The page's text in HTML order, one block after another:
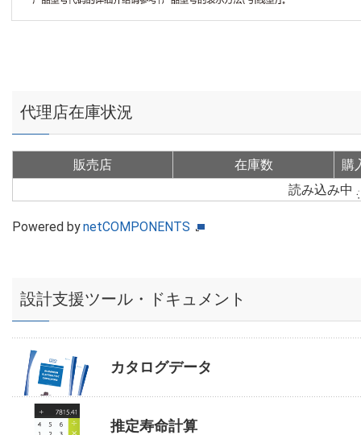
代理店在庫状況
販売店 在庫数
購
読み込み中
Powered bynetCOMPONENTS
設計支援ツール・ドキュメント
カタログデータ
推定寿命計算